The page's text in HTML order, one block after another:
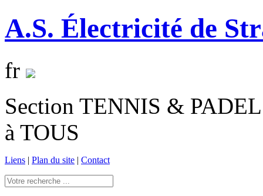
A.S. Électricité de
fr
Section TENNIS &
à TOUS
Liens | Plan du site | Contact